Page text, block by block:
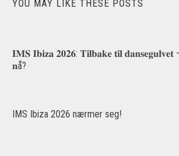
YOU MAY LIKE THESE POSTS
𝐈𝐌𝐒 𝐈𝐛𝐢𝐳𝐚 𝟐𝟎𝟐𝟔: 𝐓𝐢𝐥𝐛𝐚𝐤𝐞 𝐭𝐢𝐥
𝐧å?
IMS Ibiza 2026 nærmer seg!